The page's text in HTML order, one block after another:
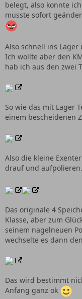
belegt, also konnte
musste sofort
Also schnell ins Lager
Ich wollte aber den
hab ich aus den zwei
So wie das mit Lager
einem bescheidenen
Also die kleine
drauf und
Das originale 4
Klasse, aber zum
seinem nagelneuen
wechselte es dann
Das wird bestimmt
Anfang ganz ok